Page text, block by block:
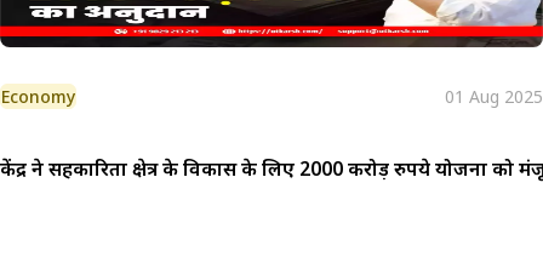
Economy 01 Aug 2025
केंद्र ने सहकारिता क्षेत्र के विकास के लिए 2000 करोड़ रुपये योजना को